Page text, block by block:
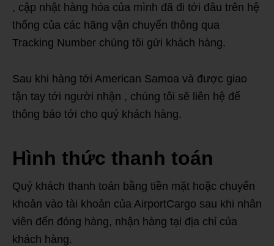
, cập nhật hàng hóa của mình đã đi tới đâu trên hệ
thống của các hãng vận chuyển thông qua
Tracking Number chúng tôi gửi khách hàng.
Sau khi hàng tới American Samoa và được giao
tận tay tới người nhận , chúng tôi sẽ liên hệ để
thông báo tới cho quý khách hàng.
Hình thức thanh toán
Quý khách thanh toán bằng tiền mặt hoặc chuyển
khoản vào tài khoản của AirportCargo sau khi nhân
viên đến đóng hàng, nhận hàng tại địa chỉ của
khách hàng.